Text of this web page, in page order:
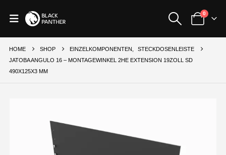
0
HOME SHOP EINZELKOMPONENTEN
STECKDOSENLEISTE
JATOBA ANGULO 16 – MONTAGEWINKEL 2HE EXTENSION 19ZOLL SD
490X125X3 MM